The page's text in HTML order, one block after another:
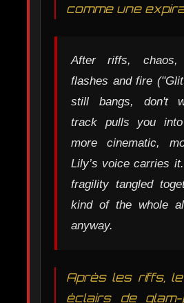
comme une
After riffs, chaos,
flashes and fire
still bangs, don't
track pulls you into
more cinematic,
Lily’s voice carries
fragility tangled
kind of the whole
anyway.
Après les riffs,
éclairs de